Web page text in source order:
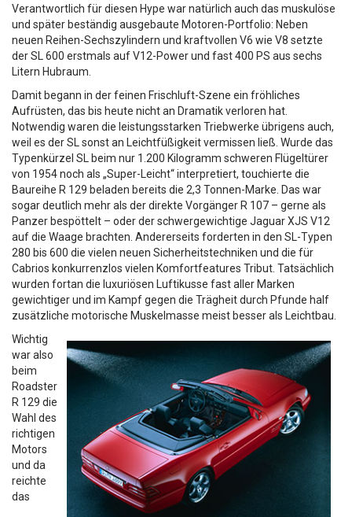
Verantwortlich für diesen Hype war natürlich auch das muskulöse
und später beständig ausgebaute Motoren-Portfolio: Neben
neuen Reihen-Sechszylindern und kraftvollen V6 wie V8 setzte
der SL 600 erstmals auf V12-Power und fast 400 PS aus sechs
Litern Hubraum.
Damit begann in der feinen Frischluft-Szene ein fröhliches
Aufrüsten, das bis heute nicht an Dramatik verloren hat.
Notwendig waren die leistungsstarken Triebwerke übrigens auch,
weil es der SL sonst an Leichtfüßigkeit vermissen ließ. Wurde das
Typenkürzel SL beim nur 1.200 Kilogramm schweren Flügeltürer
von 1954 noch als „Super-Leicht“ interpretiert, touchierte die
Baureihe R 129 beladen bereits die 2,3 Tonnen-Marke. Das war
sogar deutlich mehr als der direkte Vorgänger R 107 – gerne als
Panzer bespöttelt – oder der schwergewichtige Jaguar XJS V12
auf die Waage brachten. Andererseits forderten in den SL-Typen
280 bis 600 die vielen neuen Sicherheitstechniken und die für
Cabrios konkurrenzlos vielen Komfortfeatures Tribut. Tatsächlich
wurden fortan die luxuriösen Luftikusse fast aller Marken
gewichtiger und im Kampf gegen die Trägheit durch Pfunde half
zusätzliche motorische Muskelmasse meist besser als Leichtbau.
Wichtig
war also
beim
Roadster
R 129 die
Wahl des
richtigen
Motors
und da
reichte
das